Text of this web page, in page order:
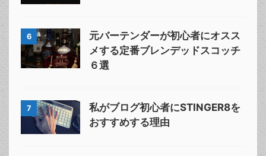
6
元バーテンダーが初心者にオスス
メする定番ブレンデッドスコッチ
６選
7
私がブログ初心者にSTINGER8を
おすすめする理由